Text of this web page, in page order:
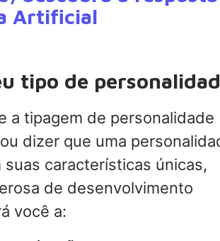
Artificial
tipo de
a tipagem de personalidade
dizer que uma
características únicas,
de desenvolvimento
você a: